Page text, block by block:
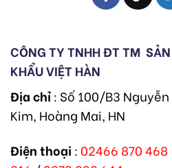
CÔNG TY TNHH ĐT TM
KHẨU VIỆT HÀN
Địa chỉ: Số 100/B3
Kim, Hoàng Mai, HN
Điện thoại : 02466 870 468